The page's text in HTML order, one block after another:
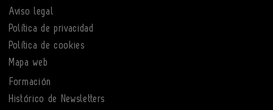
Aviso legal
Política de privacidad
Política de cookies
Mapa web
Formación
Histórico de Newsletters